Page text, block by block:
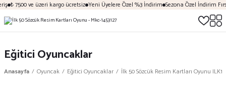
₺ 7500 ve üzeri kargo ücretsiz Yeni Üyelere Özel %3 İndirim Sezona Özel İndirim
Eğitici Oyuncaklar
Anasayfa Oyuncak Eğitici Oyuncaklar İlk 50 Sözcük Resim Kartları Oyunu